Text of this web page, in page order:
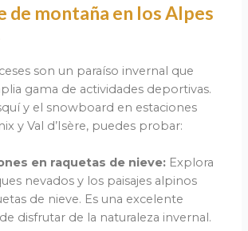
de montaña en los Alpes
son un paraíso invernal que
gama de actividades deportivas.
y el snowboard en estaciones
y Val d’Isère, puedes probar:
en raquetas de nieve: Explora
nevados y los paisajes alpinos
de nieve. Es una excelente
disfrutar de la naturaleza invernal.